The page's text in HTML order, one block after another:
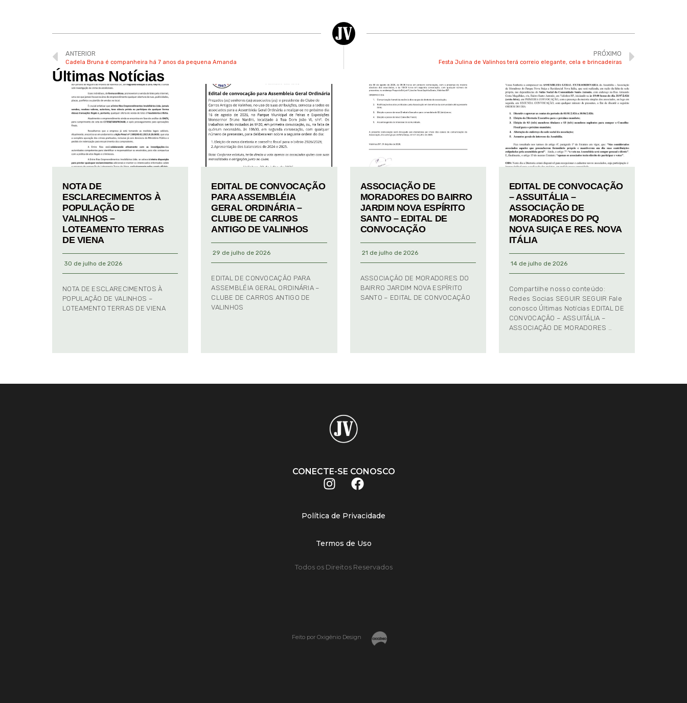
ANTERIOR
Cadela Bruna é companheira há 7 anos da pequena Amanda
PRÓXIMO
Festa Julina de Valinhos terá correio elegante, cela e brincadeiras
Últimas Notícias
NOTA DE
ESCLARECIMENTOS À
POPULAÇÃO DE
VALINHOS –
LOTEAMENTO TERRAS
DE VIENA
30 de julho de 2026
NOTA DE ESCLARECIMENTOS À
POPULAÇÃO DE VALINHOS –
LOTEAMENTO TERRAS DE VIENA
EDITAL DE CONVOCAÇÃO
PARA ASSEMBLÉIA
GERAL ORDINÁRIA –
CLUBE DE CARROS
ANTIGO DE VALINHOS
29 de julho de 2026
EDITAL DE CONVOCAÇÃO PARA
ASSEMBLÉIA GERAL ORDINÁRIA –
CLUBE DE CARROS ANTIGO DE
VALINHOS
ASSOCIAÇÃO DE
MORADORES DO BAIRRO
JARDIM NOVA ESPÍRITO
SANTO – EDITAL DE
CONVOCAÇÃO
21 de julho de 2026
ASSOCIAÇÃO DE MORADORES DO
BAIRRO JARDIM NOVA ESPÍRITO
SANTO – EDITAL DE CONVOCAÇÃO
EDITAL DE CONVOCAÇÃO
– ASSUITÁLIA –
ASSOCIAÇÃO DE
MORADORES DO PQ
NOVA SUIÇA E RES. NOVA
ITÁLIA
14 de julho de 2026
Compartilhe nosso conteúdo:
Redes Socias SEGUIR SEGUIR Fale
conosco Últimas Notícias EDITAL DE
CONVOCAÇÃO – ASSUITÁLIA –
ASSOCIAÇÃO DE MORADORES …
CONECTE-SE CONOSCO
Política de Privacidade
Termos de Uso
Todos os Direitos Reservados
Feito por Oxigênio Design